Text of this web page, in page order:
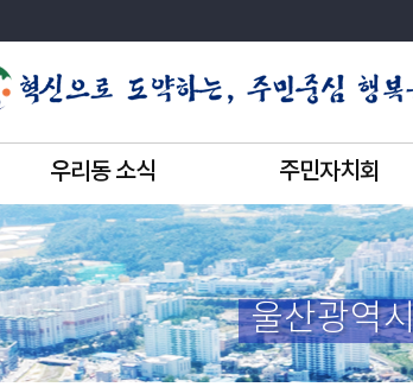
우리동 소식 주민자치회
울산광역